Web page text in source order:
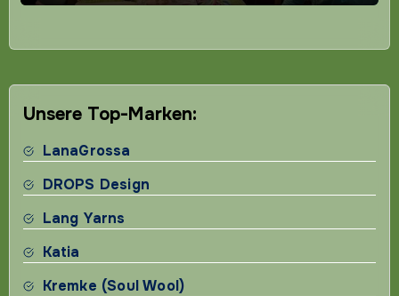
Unsere Top-Marken:
LanaGrossa
DROPS Design
Lang Yarns
Katia
Kremke (Soul Wool)